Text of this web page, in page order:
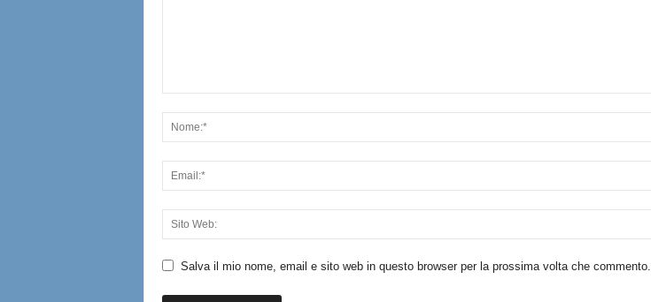
Salva il mio nome, email e sito web in questo browser per la prossima volta che commento.